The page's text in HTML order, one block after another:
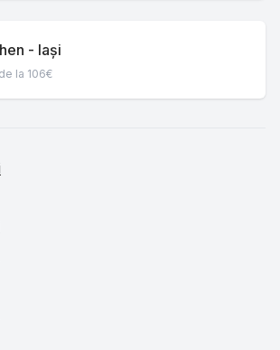
- Iași
la 106€